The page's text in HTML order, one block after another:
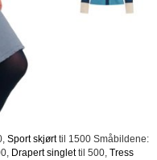
Sport skjørttil 1500 Småbildene:
Drapert singlettil 500, Tress